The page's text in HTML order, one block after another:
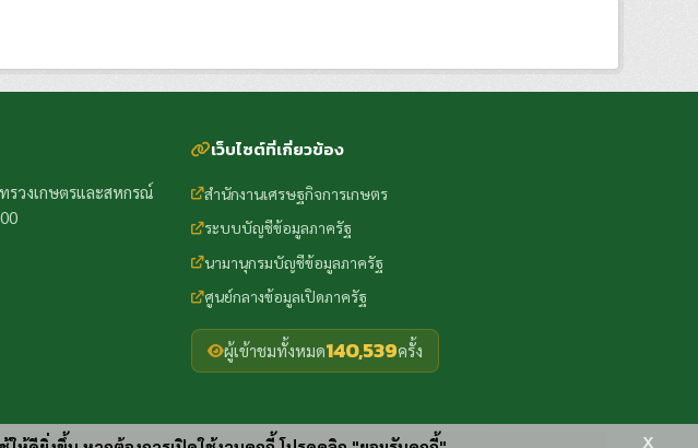
รวงเกษตรและสหกรณ์
เว็บไซต์ที่เกี่ยวข้อง
สำนักงานเศรษฐกิจการเกษตร
ระบบบัญชีข้อมูลภาครัฐ
นามานุกรมบัญชีข้อมูลภาครัฐ
ศูนย์กลางข้อมูลเปิดภาครัฐ
ผู้เข้าชมทั้งหมด140,539ครั้ง
x